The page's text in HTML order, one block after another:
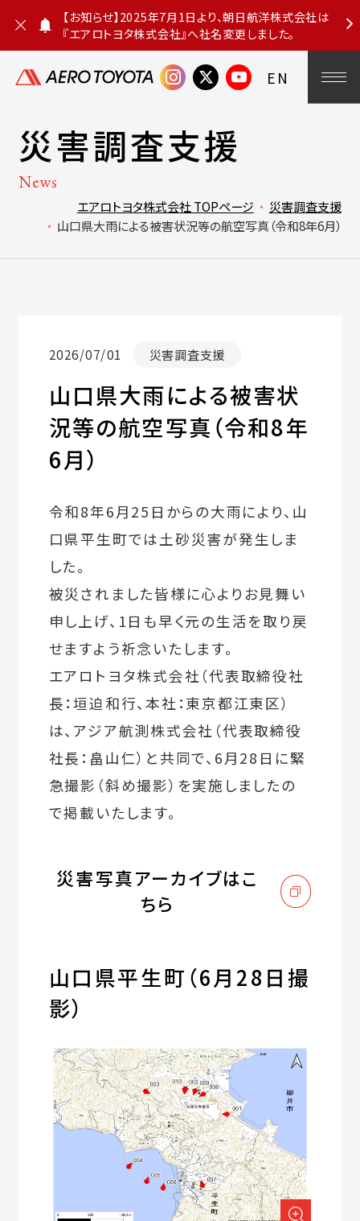
【お知らせ】2025年7月1日より、朝日航洋株式会社は
『エアロトヨタ株式会社』へ社名変更しました。
知
せ
る
EN
災害調査支援
News
エアロトヨタ株式会社 TOPページ
災害調査支援
山口県大雨による被害状況等の航空写真（令和8年6月）
2026/07/01 災害調査支援
山口県大雨による被害状
況等の航空写真（令和8年
6月）
令和8年6月25日からの大雨により、山
口県平生町では土砂災害が発生しま
した。
被災されました皆様に心よりお見舞い
申し上げ、1日も早く元の生活を取り戻
せますよう祈念いたします。
エアロトヨタ株式会社（代表取締役社
長：垣迫和行、本社：東京都江東区）
は、アジア航測株式会社（代表取締役
社長：畠山仁）と共同で、6月28日に緊
急撮影（斜め撮影）を実施しましたの
で掲載いたします。
災害写真アーカイブはこ
ちら
山口県平生町（6月28日撮
影）